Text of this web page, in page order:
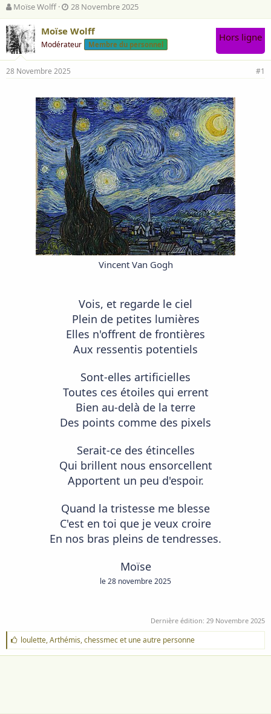
A
u
t
e
u
r
d
e
Moïse Wolff
D
a
t
d
e
d
é
u
t
28 Novembre 2025
Moïse Wolff
Modérateur Membre du personnel
Hors ligne
28 Novembre 2025 #1
Vincent Van Gogh
Vois, et regarde le ciel
Plein de petites lumières
Elles n'offrent de frontières
Aux ressentis potentiels
Sont-elles artificielles
Toutes ces étoiles qui errent
Bien au-delà de la terre
Des points comme des pixels
Serait-ce des étincelles
Qui brillent nous ensorcellent
Apportent un peu d'espoir.
Quand la tristesse me blesse
C'est en toi que je veux croire
En nos bras pleins de tendresses.
Moïse
le 28 novembre 2025
Dernière édition: 29 Novembre 2025
J
'
a
loulette,Arthémis,chessmecet une autre personne